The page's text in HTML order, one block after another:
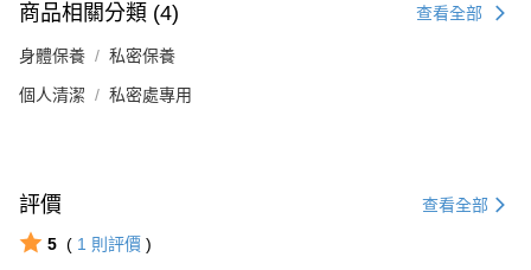
商品相關分類 (4) 查看全部
身體保養 私密保養
個人清潔 私密處專用
評價 查看全部
5 ( 1 則評價 )